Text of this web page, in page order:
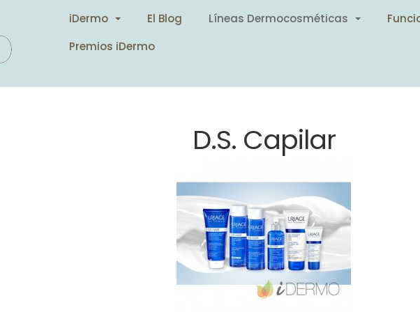
iDermo El Blog Líneas Dermocosméticas
Premios iDermo
D.S. Capilar